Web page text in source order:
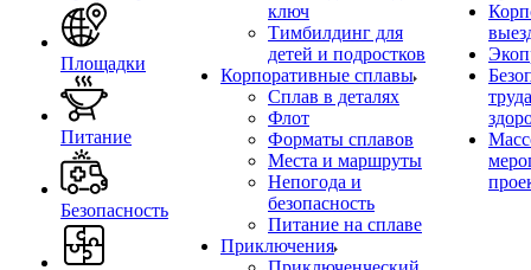
Площадки
Питание
Безопасность
ключ
Тимбилдинг для
детей и подростков
Корпоративные сплавы
Сплав в деталях
Флот
Форматы сплавов
Места и маршруты
Непогода и
безопасность
Питание на сплаве
Приключения